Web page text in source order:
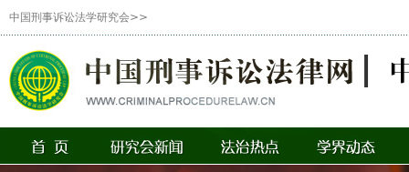
中国刑事诉讼法学研究会>>